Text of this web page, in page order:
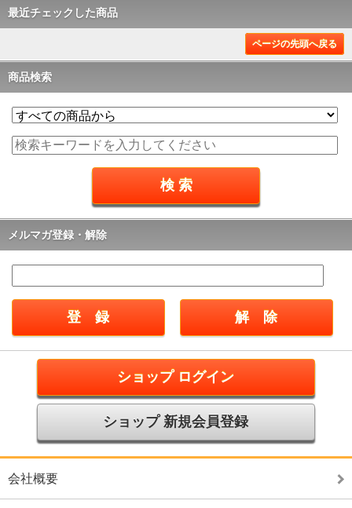
最近チェックした商品
ページの先頭へ戻る
商品検索
メルマガ登録・解除
ショップ ログイン
ショップ 新規会員登録
会社概要